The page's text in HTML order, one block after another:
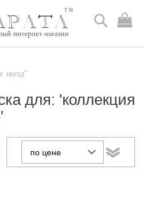
Поиск
звезд"
для: 'коллекция